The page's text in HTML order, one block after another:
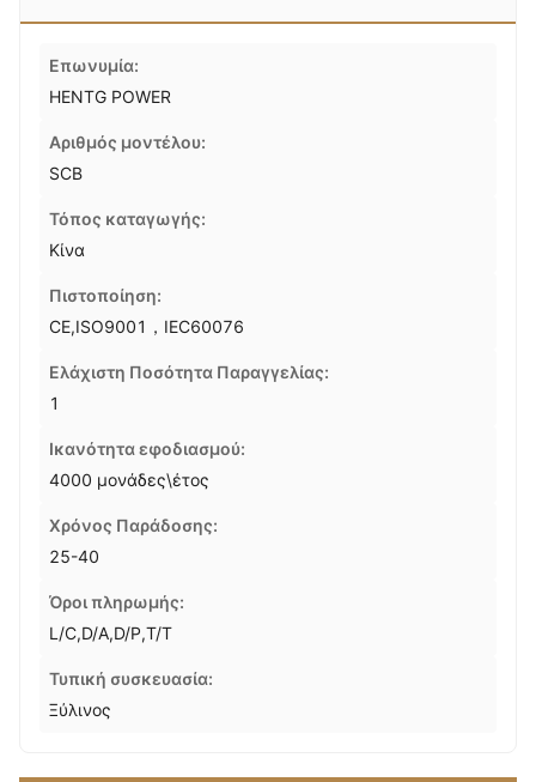
Επωνυμία:
HENTG POWER
Αριθμός μοντέλου:
SCB
Τόπος καταγωγής:
Κίνα
Πιστοποίηση:
CE,ISO9001，IEC60076
Ελάχιστη Ποσότητα Παραγγελίας:
1
Ικανότητα εφοδιασμού:
4000 μονάδες\έτος
Χρόνος Παράδοσης:
25-40
Όροι πληρωμής:
L/C,D/A,D/P,T/T
Τυπική συσκευασία:
Ξύλινος